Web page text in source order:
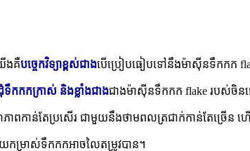
ងគឺបច្ចេកវិទ្យាខ្ពស់ជាងបើប្រៀបធៀបទៅនឹងម៉ាស៊ីនទឹកកក
ទឹកកកក្រាស់ និងខ្លាំងជាងជាងម៉ាស៊ីនទឹកកក flake របស់ចិន
ាពកាន់តែប្រសើរ ជាមួយនឹងថាមពលត្រជាក់កាន់តែច្រើ
ម្រាស់ទឹកកកអាចលៃតម្រូវបាន។